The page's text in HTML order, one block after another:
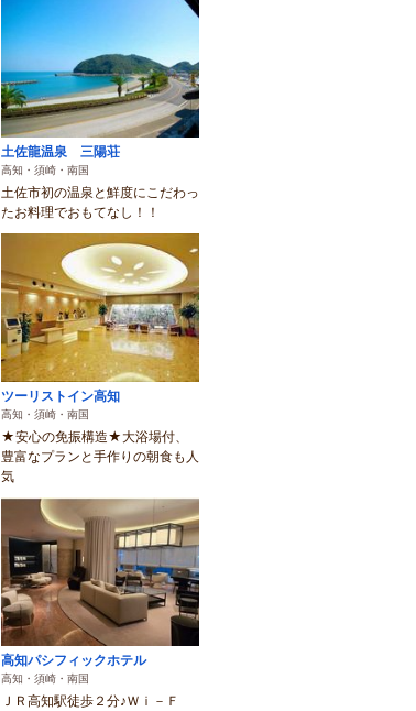
土佐龍温泉 三陽荘
高知・須崎・南国
土佐市初の温泉と鮮度にこだわっ
たお料理でおもてなし！！
ツーリストイン高知
高知・須崎・南国
★安心の免振構造★大浴場付、
豊富なプランと手作りの朝食も人
気
高知パシフィックホテル
高知・須崎・南国
ＪＲ高知駅徒歩２分♪Ｗｉ－Ｆ